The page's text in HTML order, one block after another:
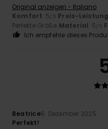
Original anzeigen - Italiano
Komfort: 5 /5 Preis-
Perfekte Größe Material: 5 /5
Ich empfehle dieses
Beatrice6. Dezember 2025
Perfekt!